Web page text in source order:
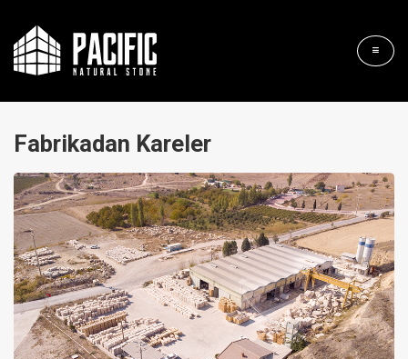
Fabrikadan Kareler